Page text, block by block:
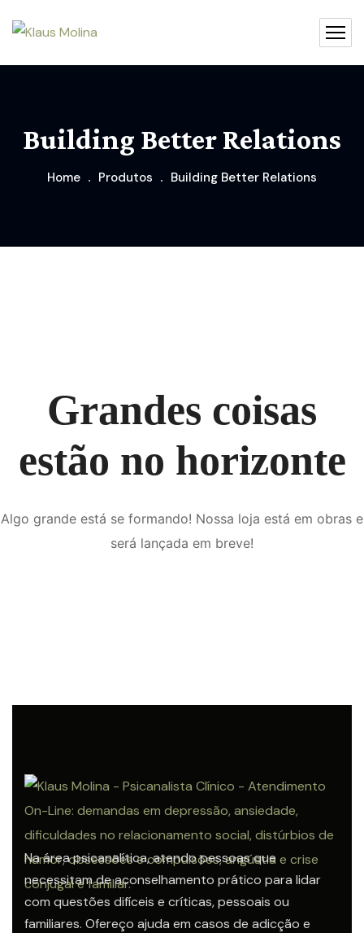
Building Better Relations
Home Produtos Building Better Relations
Grandes coisas
estão no horizonte
Algo grande está se formando! Nossa loja está em obras e
será lançada em breve!
Na área psicanalítica, atendo pessoas que
necessitam de aconselhamento prático para lidar
com questões difíceis e críticas, pessoais ou
familiares. Ofereço ajuda em casos de adicção e